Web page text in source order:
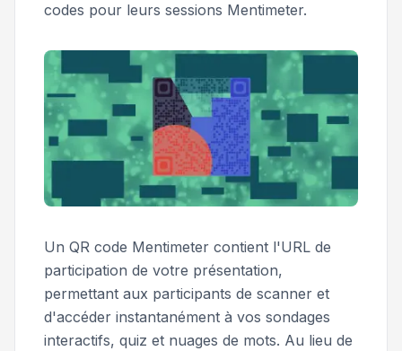
codes pour leurs sessions Mentimeter.
Un QR code Mentimeter contient l'URL de
participation de votre présentation,
permettant aux participants de scanner et
d'accéder instantanément à vos sondages
interactifs, quiz et nuages de mots. Au lieu de